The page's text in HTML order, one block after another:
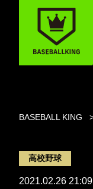
BASEBALL KING
高校野球
2021.02.26 21:09